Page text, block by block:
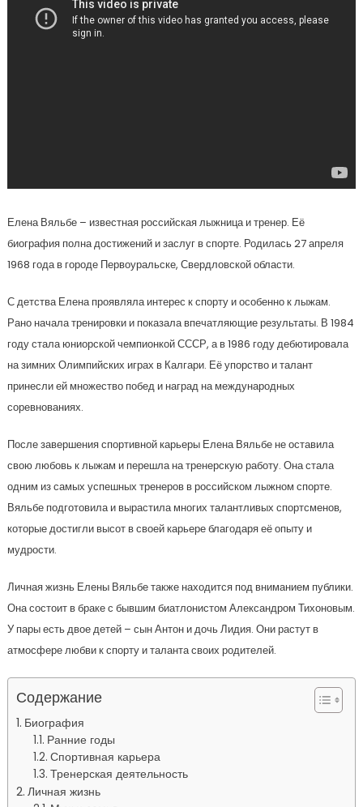
Елена Вяльбе – известная российская лыжница и тренер. Её
биография полна достижений и заслуг в спорте. Родилась 27 апреля
1968 года в городе Первоуральске, Свердловской области.
С детства Елена проявляла интерес к спорту и особенно к лыжам.
Рано начала тренировки и показала впечатляющие результаты. В 1984
году стала юниорской чемпионкой СССР, а в 1986 году дебютировала
на зимних Олимпийских играх в Калгари. Её упорство и талант
принесли ей множество побед и наград на международных
соревнованиях.
После завершения спортивной карьеры Елена Вяльбе не оставила
свою любовь к лыжам и перешла на тренерскую работу. Она стала
одним из самых успешных тренеров в российском лыжном спорте.
Вяльбе подготовила и вырастила многих талантливых спортсменов,
которые достигли высот в своей карьере благодаря её опыту и
мудрости.
Личная жизнь Елены Вяльбе также находится под вниманием публики.
Она состоит в браке с бывшим биатлонистом Александром Тихоновым.
У пары есть двое детей – сын Антон и дочь Лидия. Они растут в
атмосфере любви к спорту и таланта своих родителей.
Содержание
Биография
Ранние годы
Спортивная карьера
Тренерская деятельность
Личная жизнь